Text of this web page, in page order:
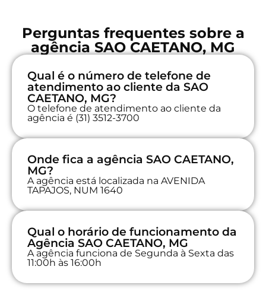
Perguntas frequentes sobre a
agência SAO CAETANO, MG
Qual é o número de telefone de
atendimento ao cliente da SAO
CAETANO, MG?
O telefone de atendimento ao cliente da
agência é (31) 3512-3700
Onde fica a agência SAO CAETANO,
MG?
A agência está localizada na AVENIDA
TAPAJOS, NUM 1640
Qual o horário de funcionamento da
Agência SAO CAETANO, MG
A agência funciona de Segunda à Sexta das
11:00h às 16:00h